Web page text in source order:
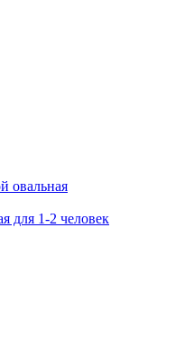
для 1-2 человек